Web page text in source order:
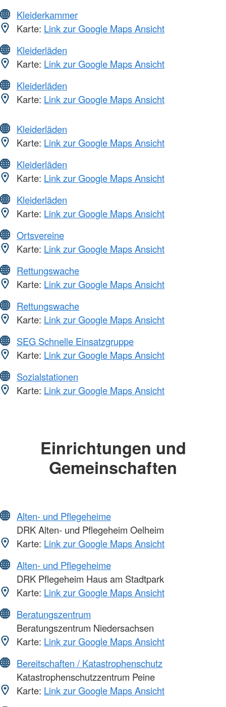
Kleiderkammer
Karte: Link zur Google Maps Ansicht
Kleiderläden
Karte: Link zur Google Maps Ansicht
Kleiderläden
Karte: Link zur Google Maps Ansicht
Kleiderläden
Karte: Link zur Google Maps Ansicht
Kleiderläden
Karte: Link zur Google Maps Ansicht
Kleiderläden
Karte: Link zur Google Maps Ansicht
Ortsvereine
Karte: Link zur Google Maps Ansicht
Rettungswache
Karte: Link zur Google Maps Ansicht
Rettungswache
Karte: Link zur Google Maps Ansicht
SEG Schnelle Einsatzgruppe
Karte: Link zur Google Maps Ansicht
Sozialstationen
Karte: Link zur Google Maps Ansicht
Einrichtungen und
Gemeinschaften
Alten- und Pflegeheime
DRK Alten- und Pflegeheim Oelheim
Karte: Link zur Google Maps Ansicht
Alten- und Pflegeheime
DRK Pflegeheim Haus am Stadtpark
Karte: Link zur Google Maps Ansicht
Beratungszentrum
Beratungszentrum Niedersachsen
Karte: Link zur Google Maps Ansicht
Bereitschaften / Katastrophenschutz
Katastrophenschutzzentrum Peine
Karte: Link zur Google Maps Ansicht